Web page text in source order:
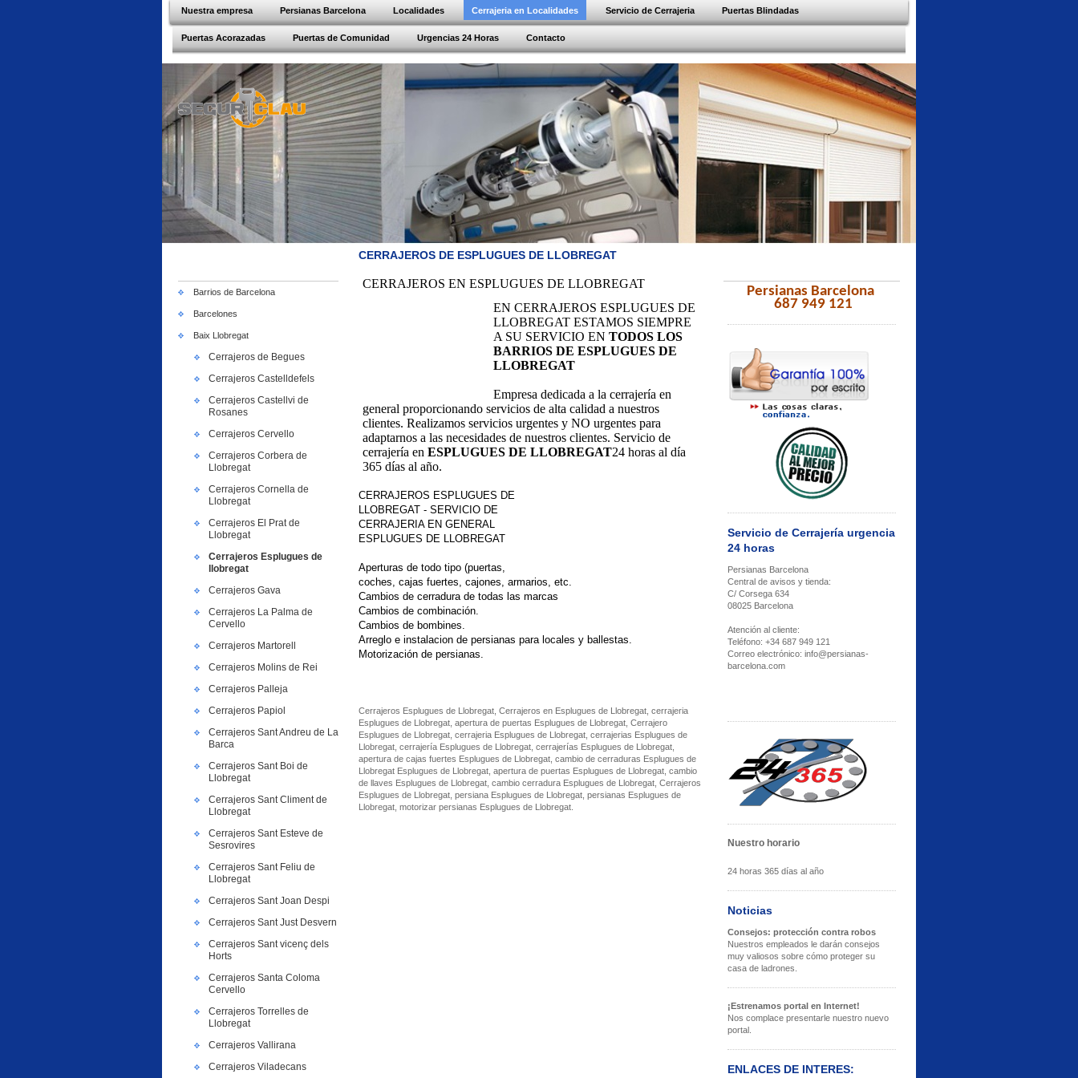
Nuestra empresa Persianas Barcelona Localidades Cerrajeria en Localidades Servicio de Cerrajeria Puertas Blindadas
Puertas Acorazadas Puertas de Comunidad Urgencias 24 Horas Contacto
Barrios de Barcelona
Barcelones
Baix Llobregat
Cerrajeros de Begues
Cerrajeros Castelldefels
Cerrajeros Castellvi de
Rosanes
Cerrajeros Cervello
Cerrajeros Corbera de
Llobregat
Cerrajeros Cornella de
Llobregat
Cerrajeros El Prat de
Llobregat
Cerrajeros Esplugues de
llobregat
Cerrajeros Gava
Cerrajeros La Palma de
Cervello
Cerrajeros Martorell
Cerrajeros Molins de Rei
Cerrajeros Palleja
Cerrajeros Papiol
Cerrajeros Sant Andreu de La
Barca
Cerrajeros Sant Boi de
Llobregat
Cerrajeros Sant Climent de
Llobregat
Cerrajeros Sant Esteve de
Sesrovires
Cerrajeros Sant Feliu de
Llobregat
Cerrajeros Sant Joan Despi
Cerrajeros Sant Just Desvern
Cerrajeros Sant vicenç dels
Horts
Cerrajeros Santa Coloma
Cervello
Cerrajeros Torrelles de
Llobregat
Cerrajeros Vallirana
Cerrajeros Viladecans
CERRAJEROS DE ESPLUGUES DE LLOBREGAT
CERRAJEROS EN ESPLUGUES DE LLOBREGAT
EN CERRAJEROS ESPLUGUES DE
LLOBREGAT ESTAMOS SIEMPRE
A SU SERVICIO EN TODOS LOS
BARRIOS DE ESPLUGUES DE
LLOBREGAT
Empresa dedicada a la cerrajería en
general proporcionando servicios de alta calidad a nuestros
clientes. Realizamos servicios urgentes y NO urgentes para
adaptarnos a las necesidades de nuestros clientes. Servicio de
cerrajería en ESPLUGUES DE LLOBREGAT24 horas al día
365 días al año.
CERRAJEROS ESPLUGUES DE
LLOBREGAT - SERVICIO DE
CERRAJERIA EN GENERAL
ESPLUGUES DE LLOBREGAT
Aperturas de todo tipo (puertas,
coches, cajas fuertes, cajones, armarios, etc.
Cambios de cerradura de todas las marcas
Cambios de combinación.
Cambios de bombines.
Arreglo e instalacion de persianas para locales y ballestas.
Motorización de persianas.
Cerrajeros Esplugues de Llobregat, Cerrajeros en Esplugues de Llobregat, cerrajeria
Esplugues de Llobregat, apertura de puertas Esplugues de Llobregat, Cerrajero
Esplugues de Llobregat, cerrajeria Esplugues de Llobregat, cerrajerias Esplugues de
Llobregat, cerrajería Esplugues de Llobregat, cerrajerías Esplugues de Llobregat,
apertura de cajas fuertes Esplugues de Llobregat, cambio de cerraduras Esplugues de
Llobregat Esplugues de Llobregat, apertura de puertas Esplugues de Llobregat, cambio
de llaves Esplugues de Llobregat, cambio cerradura Esplugues de Llobregat, Cerrajeros
Esplugues de Llobregat, persiana Esplugues de Llobregat, persianas Esplugues de
Llobregat, motorizar persianas Esplugues de Llobregat.
Persianas Barcelona
687 949 121
Servicio de Cerrajería urgencia
24 horas
Persianas Barcelona
Central de avisos y tienda:
C/ Corsega 634
08025 Barcelona
Atención al cliente:
Teléfono: +34 687 949 121
Correo electrónico: info@persianas-
barcelona.com
Nuestro horario
24 horas 365 días al año
Noticias
Consejos: protección contra robos
Nuestros empleados le darán consejos
muy valiosos sobre cómo proteger su
casa de ladrones.
¡Estrenamos portal en Internet!
Nos complace presentarle nuestro nuevo
portal.
ENLACES DE INTERES: